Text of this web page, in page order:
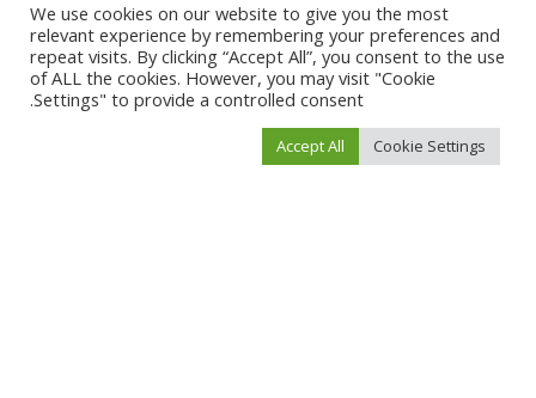
We use cookies on our website to give you the most
relevant experience by remembering your preferences and
repeat visits. By clicking “Accept All”, you consent to the use
of ALL the cookies. However, you may visit "Cookie
Settings" to provide a controlled consent.
Cookie Settings
Accept All